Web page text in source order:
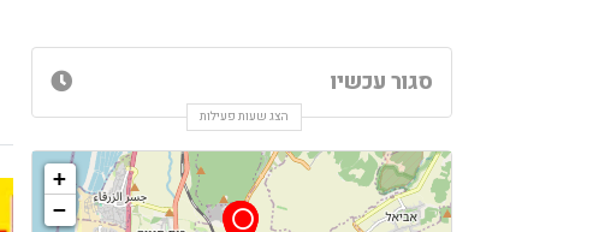
סגור עכשיו
הצג שעות פעילות
+
−